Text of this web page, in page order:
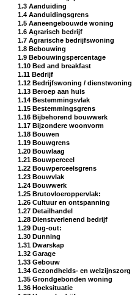
1.3 Aanduiding
1.4 Aanduidingsgrens
1.5 Aaneengebouwde woning
1.6 Agrarisch bedrijf
1.7 Agrarische bedrijfswoning
1.8 Bebouwing
1.9 Bebouwingspercentage
1.10 Bed and breakfast
1.11 Bedrijf
1.12 Bedrijfswoning / dienstwoning
1.13 Beroep aan huis
1.14 Bestemmingsvlak
1.15 Bestemmingsgrens
1.16 Bijbehorend bouwwerk
1.17 Bijzondere woonvorm
1.18 Bouwen
1.19 Bouwgrens
1.20 Bouwlaag
1.21 Bouwperceel
1.22 Bouwperceelsgrens
1.23 Bouwvlak
1.24 Bouwwerk
1.25 Brutovloeroppervlak:
1.26 Cultuur en ontspanning
1.27 Detailhandel
1.28 Dienstverlenend bedrijf
1.29 Dug-out:
1.30 Dunning
1.31 Dwarskap
1.32 Garage
1.33 Gebouw
1.34 Gezondheids- en welzijnszorg
1.35 Grondgebonden woning
1.36 Hoeksituatie